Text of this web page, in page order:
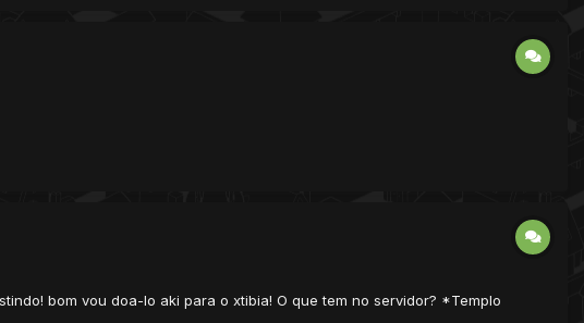
bom vou doa-lo aki para o xtibia! O que tem no servidor? *Templo